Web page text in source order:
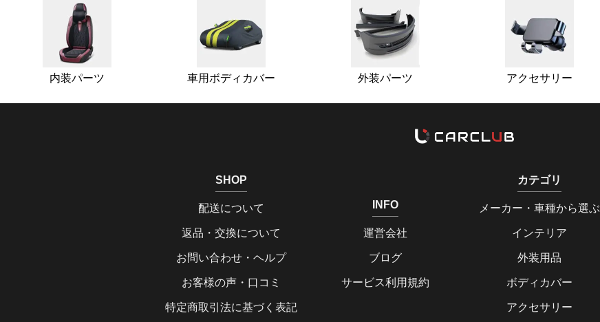
内装パーツ 車用ボディカバー 外装パーツ アクセサリー
SHOP
配送について
返品・交換について
お問い合わせ・ヘルプ
お客様の声・口コミ
特定商取引法に基づく表記
INFO
運営会社
ブログ
サービス利用規約
カテゴリ
メーカー・車種から選ぶ
インテリア
外装用品
ボディカバー
アクセサリー